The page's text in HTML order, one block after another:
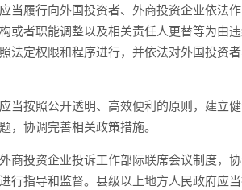
履行向外国投资者、外商投资企业依法
或者职能调整以及相关责任人更替等为由
法定权限和程序进行，并依法对外国投资
按照公开透明、高效便利的原则，建立健
，协调完善相关政策措施。
商投资企业投诉工作部际联席会议制度，
行指导和监督。县级以上地方人民政府应